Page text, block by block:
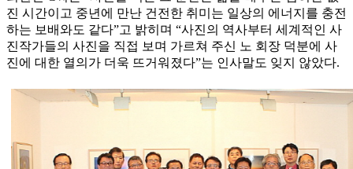
진 시간이고 중년에 만난 건전한 취미는 일상의 에너지를 충전
하는 보배와도 같다”고 밝히며 “사진의 역사부터 세계적인 사
진작가들의 사진을 직접 보며 가르쳐 주신 노 회장 덕분에 사
진에 대한 열의가 더욱 뜨거워졌다”는 인사말도 잊지 않았다.